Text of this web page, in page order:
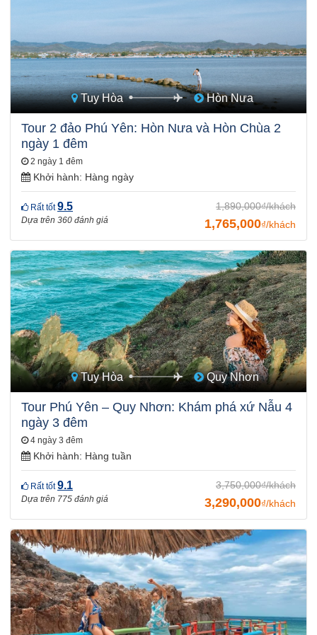
Tuy Hòa Hòn Nưa
Tour 2 đảo Phú Yên: Hòn Nưa và Hòn Chùa 2
ngày 1 đêm
2 ngày 1 đêm
Khởi hành: Hàng ngày
Rất tốt9.5
Dựa trên 360 đánh giá
1,890,000₫/khách
1,765,000₫/khách
Tuy Hòa Quy Nhơn
Tour Phú Yên – Quy Nhơn: Khám phá xứ Nẫu 4
ngày 3 đêm
4 ngày 3 đêm
Khởi hành: Hàng tuần
Rất tốt9.1
Dựa trên 775 đánh giá
3,750,000₫/khách
3,290,000₫/khách